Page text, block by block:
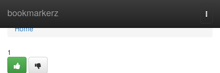
bookmarkerz
Home
Home
1